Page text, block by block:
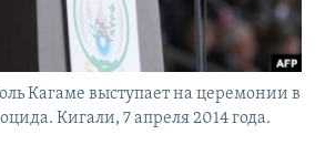
Кагаме выступает на церемонии в
Кигали, 7 апреля 2014 года.